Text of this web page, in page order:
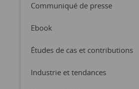
Communiqué de presse
Ebook
Études de cas et contributions
Industrie et tendances